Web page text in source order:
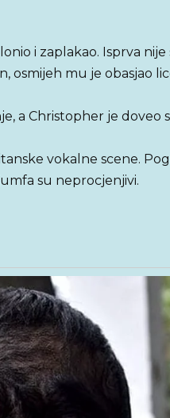
i zaplakao. Isprva
osmijeh mu je obasjao
a Christopher je
vokalne scene.
su neprocjenjivi.